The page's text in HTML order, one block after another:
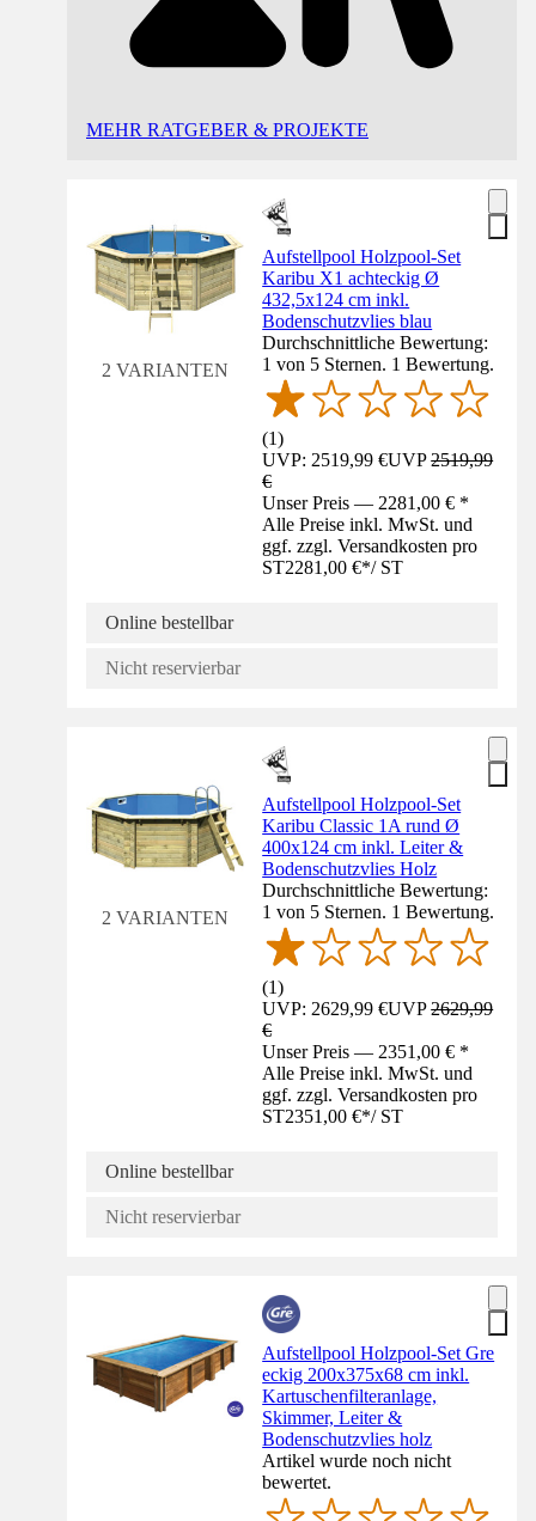
MEHR RATGEBER & PROJEKTE
2 VARIANTEN
Aufstellpool Holzpool-Set
Karibu X1 achteckig Ø
432,5x124 cm inkl.
Bodenschutzvlies blau
Durchschnittliche Bewertung:
1 von 5 Sternen. 1 Bewertung.
(1)
UVP: 2519,99 €UVP2519,99
€
Unser Preis — 2281,00 € *
Alle Preise inkl. MwSt. und
ggf. zzgl. Versandkosten pro
ST2281,00 €*/ ST
Online bestellbar
Nicht reservierbar
2 VARIANTEN
Aufstellpool Holzpool-Set
Karibu Classic 1A rund Ø
400x124 cm inkl. Leiter &
Bodenschutzvlies Holz
Durchschnittliche Bewertung:
1 von 5 Sternen. 1 Bewertung.
(1)
UVP: 2629,99 €UVP2629,99
€
Unser Preis — 2351,00 € *
Alle Preise inkl. MwSt. und
ggf. zzgl. Versandkosten pro
ST2351,00 €*/ ST
Online bestellbar
Nicht reservierbar
Aufstellpool Holzpool-Set Gre
eckig 200x375x68 cm inkl.
Kartuschenfilteranlage,
Skimmer, Leiter &
Bodenschutzvlies holz
Artikel wurde noch nicht
bewertet.